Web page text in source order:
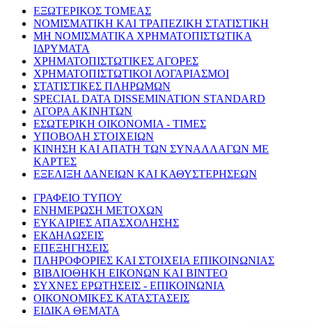
ΕΞΩΤΕΡΙΚΟΣ ΤΟΜΕΑΣ
ΝΟΜΙΣΜΑΤΙΚΗ ΚΑΙ ΤΡΑΠΕΖΙΚΗ ΣΤΑΤΙΣΤΙΚΗ
ΜΗ ΝΟΜΙΣΜΑΤΙΚΑ ΧΡΗΜΑΤΟΠΙΣΤΩΤΙΚΑ
ΙΔΡΥΜΑΤΑ
ΧΡΗΜΑΤΟΠΙΣΤΩΤΙΚΕΣ ΑΓΟΡΕΣ
ΧΡΗΜΑΤΟΠΙΣΤΩΤΙΚΟΙ ΛΟΓΑΡΙΑΣΜΟΙ
ΣΤΑΤΙΣΤΙΚΕΣ ΠΛΗΡΩΜΩΝ
SPECIAL DATA DISSEMINATION STANDARD
ΑΓΟΡΑ ΑΚΙΝΗΤΩΝ
ΕΣΩΤΕΡΙΚΗ ΟΙΚΟΝΟΜΙΑ - ΤΙΜΕΣ
ΥΠΟΒΟΛΗ ΣΤΟΙΧΕΙΩΝ
ΚΙΝΗΣΗ ΚΑΙ ΑΠΑΤΗ ΤΩΝ ΣΥΝΑΛΛΑΓΩΝ ΜΕ
ΚΑΡΤΕΣ
ΕΞΕΛΙΞΗ ΔΑΝΕΙΩΝ ΚΑΙ ΚΑΘΥΣΤΕΡΗΣΕΩΝ
ΓΡΑΦΕΙΟ ΤΥΠΟΥ
ΕΝΗΜΕΡΩΣΗ ΜΕΤΟΧΩΝ
ΕΥΚΑΙΡΙΕΣ ΑΠΑΣΧΟΛΗΣΗΣ
ΕΚΔΗΛΩΣΕΙΣ
ΕΠΕΞΗΓΗΣΕΙΣ
ΠΛΗΡΟΦΟΡΙΕΣ ΚΑΙ ΣΤΟΙΧΕΙΑ ΕΠΙΚΟΙΝΩΝΙΑΣ
ΒΙΒΛΙΟΘΗΚΗ ΕΙΚΟΝΩΝ ΚΑΙ ΒΙΝΤΕΟ
ΣΥΧΝΕΣ ΕΡΩΤΗΣΕΙΣ - ΕΠΙΚΟΙΝΩΝΙΑ
ΟΙΚΟΝΟΜΙΚΕΣ ΚΑΤΑΣΤΑΣΕΙΣ
ΕΙΔΙΚΑ ΘΕΜΑΤΑ